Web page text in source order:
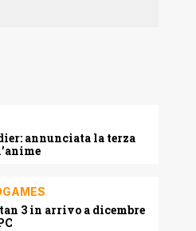
annunciata la terza
3 in arrivo a dicembre